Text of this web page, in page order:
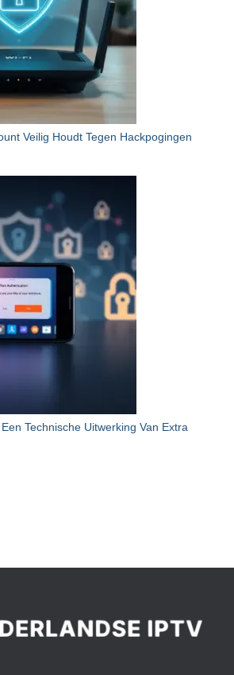
Veilig Houdt Tegen Hackpogingen
Technische Uitwerking Van Extra